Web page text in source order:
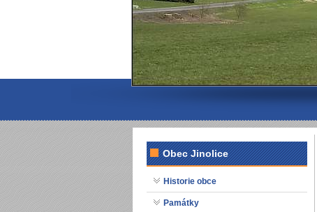
Obec Jinolice
Historie obce
Památky